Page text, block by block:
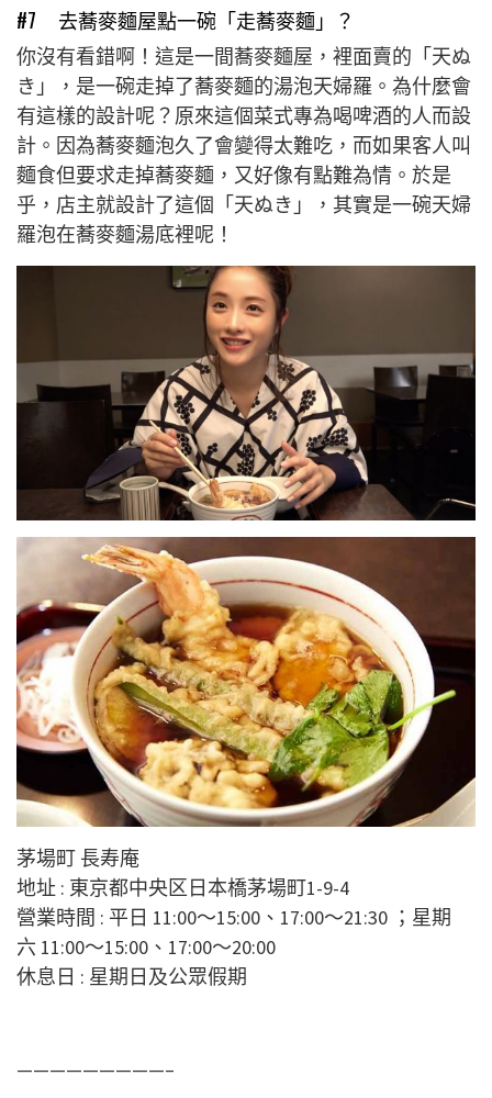
#7 去蕎麥麵屋點一碗「走蕎麥麵」？
你沒有看錯啊！這是一間蕎麥麵屋，裡面賣的「天ぬ
き」，是一碗走掉了蕎麥麵的湯泡天婦羅。為什麼會
有這樣的設計呢？原來這個菜式專為喝啤酒的人而設
計。因為蕎麥麵泡久了會變得太難吃，而如果客人叫
麵食但要求走掉蕎麥麵，又好像有點難為情。於是
乎，店主就設計了這個「天ぬき」，其實是一碗天婦
羅泡在蕎麥麵湯底裡呢！
茅場町 長寿庵
地址 : 東京都中央区日本橋茅場町1-9-4
營業時間 : 平日 11:00～15:00、17:00～21:30 ；星期
六 11:00～15:00、17:00～20:00
休息日 : 星期日及公眾假期
—————————–